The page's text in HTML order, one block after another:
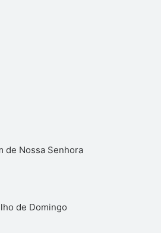
de Nossa Senhora
de Domingo